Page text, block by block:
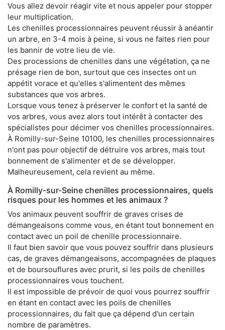
Vous allez devoir réagir vite et nous appeler pour stopper
leur multiplication.
Les chenilles processionnaires peuvent réussir à anéantir
un arbre, en 3-4 mois à peine, si vous ne faites rien pour
les bannir de votre lieu de vie.
Des processions de chenilles dans une végétation, ça ne
présage rien de bon, surtout que ces insectes ont un
appétit vorace et qu'elles s'alimentent des mêmes
substances que vos arbres.
Lorsque vous tenez à préserver le confort et la santé de
vos arbres, vous avez alors tout intérêt à contacter des
spécialistes pour décimer vos chenilles processionnaires.
À Romilly-sur-Seine 10100, les chenilles processionnaires
n'ont pas pour objectif de détruire vos arbres, mais tout
bonnement de s'alimenter et de se développer.
Malheureusement, cela revient au même.
À Romilly-sur-Seine chenilles processionnaires, quels
risques pour les hommes et les animaux ?
Vos animaux peuvent souffrir de graves crises de
démangeaisons comme vous, en étant tout bonnement en
contact avec un poil de chenille processionnaire.
Il faut bien savoir que vous pouvez souffrir dans plusieurs
cas, de graves démangeaisons, accompagnées de plaques
et de boursouflures avec prurit, si les poils de chenilles
processionnaires vous touchent.
Il est impossible de prévoir de quoi vous pourrez souffrir
en étant en contact avec les poils de chenilles
processionnaires, du fait que ça dépend d'un certain
nombre de paramètres.